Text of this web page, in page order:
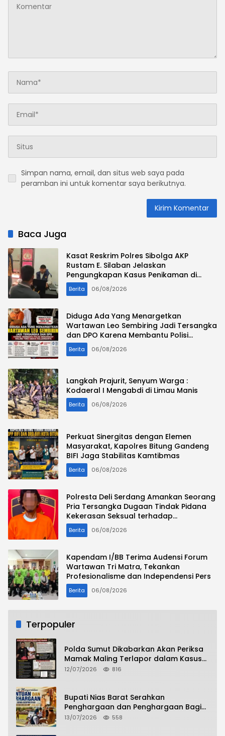
Simpan nama, email, dan situs web saya pada
peramban ini untuk komentar saya berikutnya.
Baca Juga
Kasat Reskrim Polres Sibolga AKP
Rustam E. Silaban Jelaskan
Pengungkapan Kasus Penikaman di
Jalan Mesjid
Berita 06/08/2026
Diduga Ada Yang Menargetkan
Wartawan Leo Sembiring Jadi Tersangka
dan DPO Karena Membantu Polisi
Menangkap Maling Toko Usaha
Keluarganya
Berita 06/08/2026
Langkah Prajurit, Senyum Warga :
Kodaeral I Mengabdi di Limau Manis
Berita 06/08/2026
Perkuat Sinergitas dengan Elemen
Masyarakat, Kapolres Bitung Gandeng
BIFI Jaga Stabilitas Kamtibmas
Berita 06/08/2026
Polresta Deli Serdang Amankan Seorang
Pria Tersangka Dugaan Tindak Pidana
Kekerasan Seksual terhadap
Penyandang Disabilitas
Berita 06/08/2026
Kapendam I/BB Terima Audensi Forum
Wartawan Tri Matra, Tekankan
Profesionalisme dan Independensi Pers
Berita 06/08/2026
Terpopuler
Polda Sumut Dikabarkan Akan Periksa
Mamak Maling Terlapor dalam Kasus
Dugaan Penipuan Bermodus Surat
12/07/2026 816
Bupati Nias Barat Serahkan
Penghargaan dan Penghargaan Bagi
Siswa Berprestasi Pada Pembukaan TA
13/07/2026 558